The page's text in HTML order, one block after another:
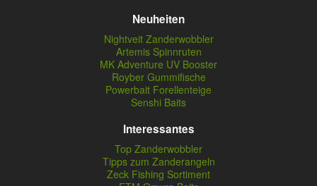
Neuheiten
Nightveit Zanderwobbler
Artemis Spinnruten
MK Adventure UV Booster
Royber Gummifische
Powerbait Forellenteige
Senshi Baits
Interessantes
Top Zanderwobbler
Tipps zum Zanderangeln
Zeck Fishing Sortiment